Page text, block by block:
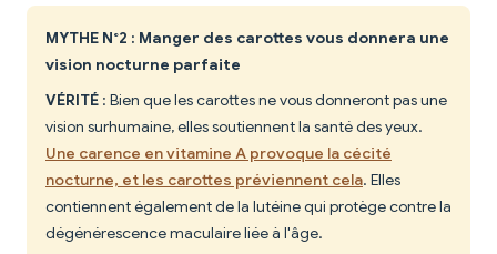
MYTHE N°2 : Manger des carottes vous donnera une
vision nocturne parfaite
VÉRITÉ : Bien que les carottes ne vous donneront pas une
vision surhumaine, elles soutiennent la santé des yeux.
Une carence en vitamine A provoque la cécité
nocturne, et les carottes préviennent cela. Elles
contiennent également de la lutéine qui protège contre la
dégénérescence maculaire liée à l'âge.